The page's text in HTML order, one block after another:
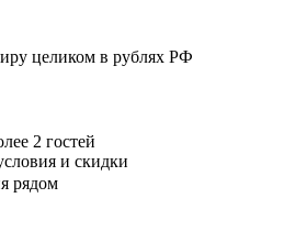
целиком в рублях РФ
2 гостей
и скидки
рядом